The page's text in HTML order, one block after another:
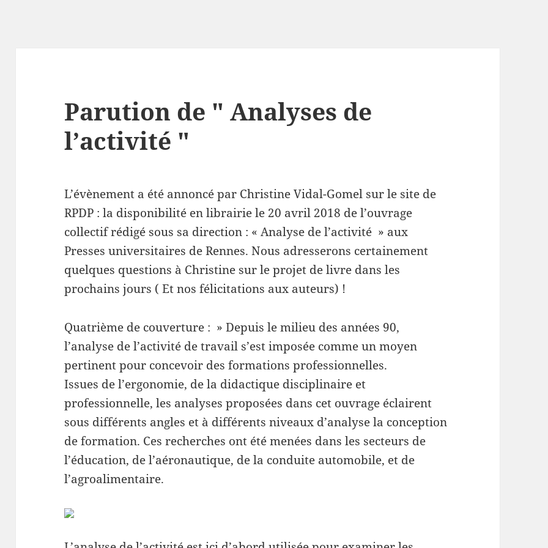
Parution de " Analyses de
l’activité "
L’évènement a été annoncé par Christine Vidal-Gomel sur le site de
RPDP : la disponibilité en librairie le 20 avril 2018 de l’ouvrage
collectif rédigé sous sa direction : « Analyse de l’activité » aux
Presses universitaires de Rennes. Nous adresserons certainement
quelques questions à Christine sur le projet de livre dans les
prochains jours ( Et nos félicitations aux auteurs) !
Quatrième de couverture : » Depuis le milieu des années 90,
l’analyse de l’activité de travail s’est imposée comme un moyen
pertinent pour concevoir des formations professionnelles.
Issues de l’ergonomie, de la didactique disciplinaire et
professionnelle, les analyses proposées dans cet ouvrage éclairent
sous différents angles et à différents niveaux d’analyse la conception
de formation. Ces recherches ont été menées dans les secteurs de
l’éducation, de l’aéronautique, de la conduite automobile, et de
l’agroalimentaire.